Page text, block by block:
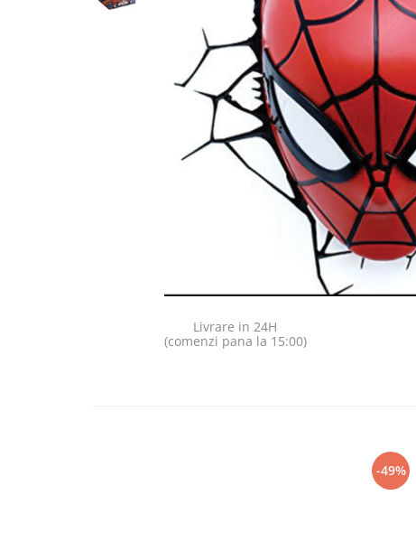
Jocuri pentru o persoana
Livrare in 24H
(comenzi pana la 15:00)
-49%